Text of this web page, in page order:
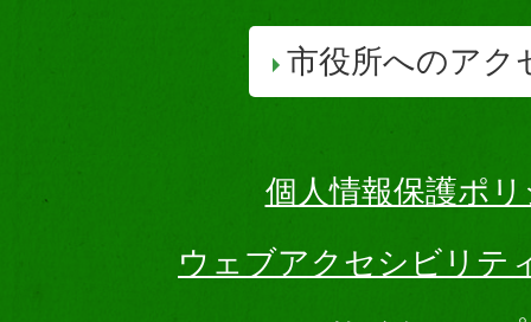
市役所へのアク
個人情報保護ポ
ウェブアクセシビリテ